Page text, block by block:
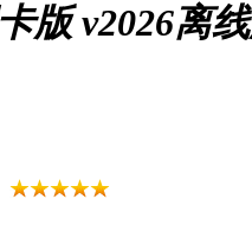
版 v2026离